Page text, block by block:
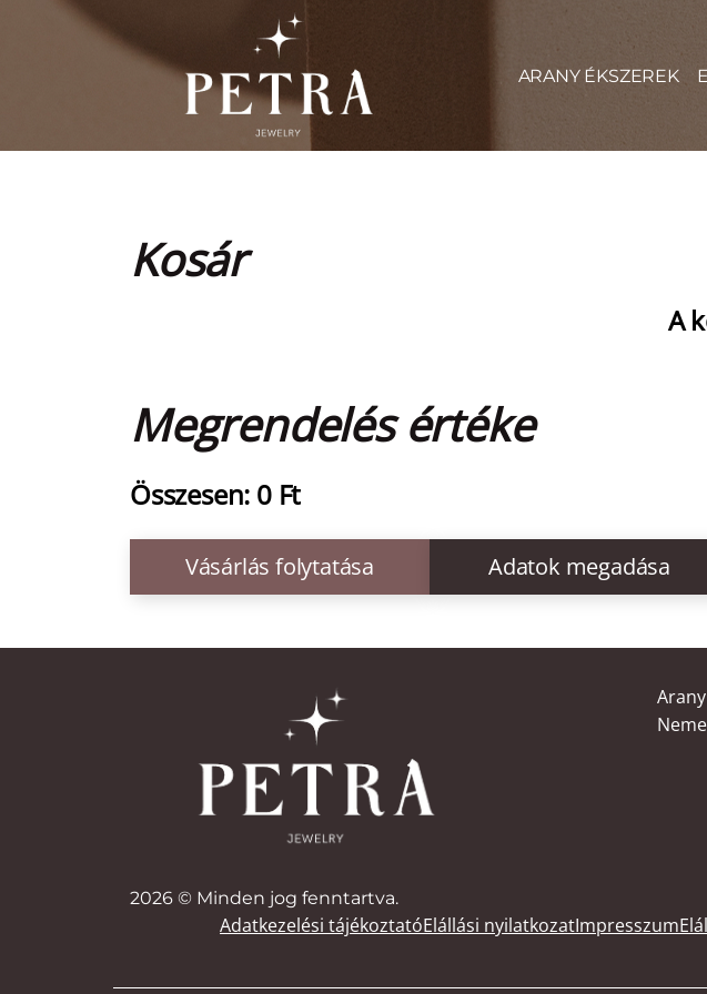
ARANY ÉKSZEREK
Kosár
A
Megrendelés értéke
Összesen: 0 Ft
Vásárlás folytatása Adatok megadása
2026 © Minden jog fenntartva.
Adatkezelési tájékoztatóElállási nyilatkozatImpresszum